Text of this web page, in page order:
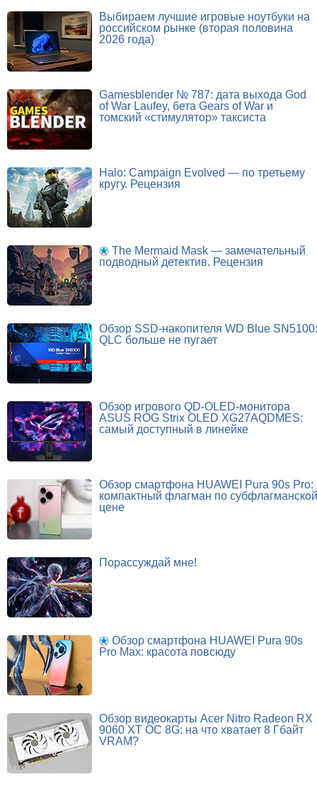
Выбираем лучшие игровые ноутбуки на
российском рынке (вторая половина
2026 года)
Gamesblender № 787: дата выхода God
of War Laufey, бета Gears of War и
томский «стимулятор» таксиста
Halo: Campaign Evolved — по третьему
кругу. Рецензия
The Mermaid Mask — замечательный
подводный детектив. Рецензия
Обзор SSD-накопителя WD Blue SN5100:
QLC больше не пугает
Обзор игрового QD-OLED-монитора
ASUS ROG Strix OLED XG27AQDMES:
самый доступный в линейке
Обзор смартфона HUAWEI Pura 90s Pro:
компактный флагман по субфлагманской
цене
Порассуждай мне!
Обзор смартфона HUAWEI Pura 90s
Pro Max: красота повсюду
Обзор видеокарты Acer Nitro Radeon RX
9060 XT OC 8G: на что хватает 8 Гбайт
VRAM?